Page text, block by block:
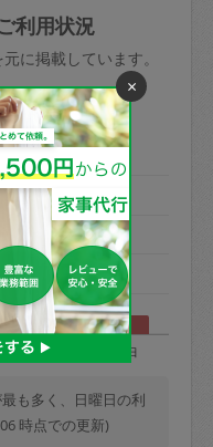
ンセル＝依頼
前9時開始の場
キャンセル料が
＝依頼料金の
で＝依頼金額の
頼金額の100%
ャンセル＝依頼
外となるので
ださい：初めて
てはいけない点
利用状況
に掲載しています。
は？
金 日
も多く、日曜日の利
時点での更新)
×